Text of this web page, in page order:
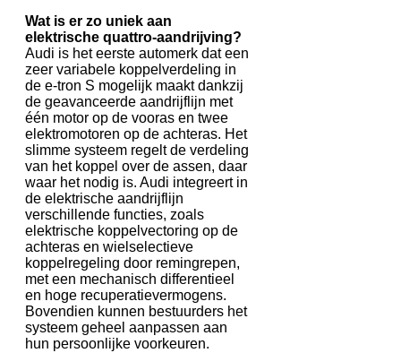
Wat is er zo uniek aan
elektrische quattro-aandrijving?
Audi is het eerste automerk dat een
zeer variabele koppelverdeling in
de e-tron S mogelijk maakt dankzij
de geavanceerde aandrijflijn met
één motor op de vooras en twee
elektromotoren op de achteras. Het
slimme systeem regelt de verdeling
van het koppel over de assen, daar
waar het nodig is. Audi integreert in
de elektrische aandrijflijn
verschillende functies, zoals
elektrische koppelvectoring op de
achteras en wielselectieve
koppelregeling door remingrepen,
met een mechanisch differentieel
en hoge recuperatievermogens.
Bovendien kunnen bestuurders het
systeem geheel aanpassen aan
hun persoonlijke voorkeuren.